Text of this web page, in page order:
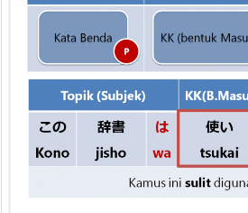
3.
C
o
n
t
o
h